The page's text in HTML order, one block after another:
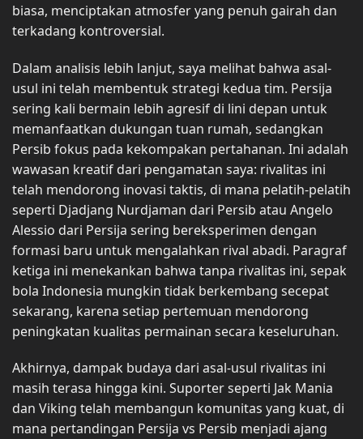
biasa, menciptakan atmosfer yang penuh gairah dan
terkadang kontroversial.
Dalam analisis lebih lanjut, saya melihat bahwa asal-
usul ini telah membentuk strategi kedua tim. Persija
sering kali bermain lebih agresif di lini depan untuk
memanfaatkan dukungan tuan rumah, sedangkan
Persib fokus pada kekompakan pertahanan. Ini adalah
wawasan kreatif dari pengamatan saya: rivalitas ini
telah mendorong inovasi taktis, di mana pelatih-pelatih
seperti Djadjang Nurdjaman dari Persib atau Angelo
Alessio dari Persija sering bereksperimen dengan
formasi baru untuk mengalahkan rival abadi. Paragraf
ketiga ini menekankan bahwa tanpa rivalitas ini, sepak
bola Indonesia mungkin tidak berkembang secepat
sekarang, karena setiap pertemuan mendorong
peningkatan kualitas permainan secara keseluruhan.
Akhirnya, dampak budaya dari asal-usul rivalitas ini
masih terasa hingga kini. Suporter seperti Jak Mania
dan Viking telah membangun komunitas yang kuat, di
mana pertandingan Persija vs Persib menjadi ajang